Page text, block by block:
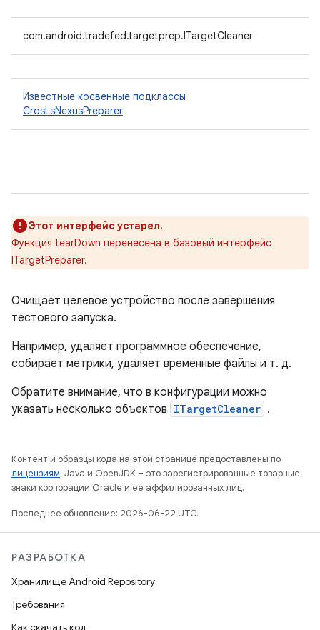
com.android.tradefed.targetprep.ITargetCleaner
Известные косвенные подклассы
CrosLsNexusPreparer
Этот интерфейс устарел.
Функция tearDown перенесена в базовый интерфейс
ITargetPreparer.
Очищает целевое устройство после завершения
тестового запуска.
Например, удаляет программное обеспечение,
собирает метрики, удаляет временные файлы и т. д.
Обратите внимание, что в конфигурации можно
указать несколько объектов ITargetCleaner .
Контент и образцы кода на этой странице предоставлены по
лицензиям. Java и OpenJDK – это зарегистрированные товарные
знаки корпорации Oracle и ее аффилированных лиц.
Последнее обновление: 2026-06-22 UTC.
РАЗРАБОТКА
Хранилище Android Repository
Требования
Как скачать код